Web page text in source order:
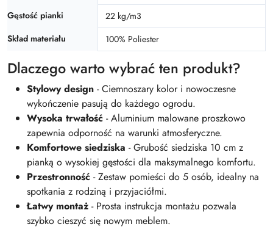
Gęstość pianki
22 kg/m3
Skład materiału
100% Poliester
Dlaczego warto wybrać ten produkt?
Stylowy design - Ciemnoszary kolor i nowoczesne
wykończenie pasują do każdego ogrodu.
Wysoka trwałość - Aluminium malowane proszkowo
zapewnia odporność na warunki atmosferyczne.
Komfortowe siedziska - Grubość siedziska 10 cm z
pianką o wysokiej gęstości dla maksymalnego komfortu.
Przestronność - Zestaw pomieści do 5 osób, idealny na
spotkania z rodziną i przyjaciółmi.
Łatwy montaż - Prosta instrukcja montażu pozwala
szybko cieszyć się nowym meblem.